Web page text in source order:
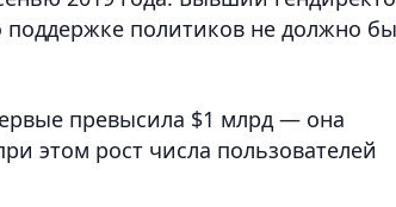
политиков не должно
превысила $1 млрд — она
этом рост числа пользователей